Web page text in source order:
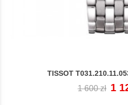
TISSOT
Cena
1 600 zł 1